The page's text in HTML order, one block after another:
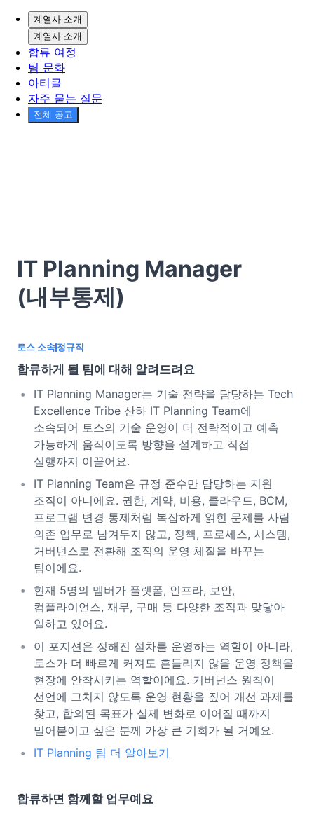
계열사 소개
계열사 소개
합류 여정
팀 문화
아티클
자주 묻는 질문
전체 공고
IT Planning Manager
(내부통제)
토스 소속정규직
합류하게 될 팀에 대해 알려드려요
IT Planning Manager는 기술 전략을 담당하는 Tech
Excellence Tribe 산하 IT Planning Team에
소속되어 토스의 기술 운영이 더 전략적이고 예측
가능하게 움직이도록 방향을 설계하고 직접
실행까지 이끌어요.
IT Planning Team은 규정 준수만 담당하는 지원
조직이 아니에요. 권한, 계약, 비용, 클라우드, BCM,
프로그램 변경 통제처럼 복잡하게 얽힌 문제를 사람
의존 업무로 남겨두지 않고, 정책, 프로세스, 시스템,
거버넌스로 전환해 조직의 운영 체질을 바꾸는
팀이에요.
현재 5명의 멤버가 플랫폼, 인프라, 보안,
컴플라이언스, 재무, 구매 등 다양한 조직과 맞닿아
일하고 있어요.
이 포지션은 정해진 절차를 운영하는 역할이 아니라,
토스가 더 빠르게 커져도 흔들리지 않을 운영 정책을
현장에 안착시키는 역할이에요. 거버넌스 원칙이
선언에 그치지 않도록 운영 현황을 짚어 개선 과제를
찾고, 합의된 목표가 실제 변화로 이어질 때까지
밀어붙이고 싶은 분께 가장 큰 기회가 될 거예요.
IT Planning 팀 더 알아보기
합류하면 함께할 업무예요